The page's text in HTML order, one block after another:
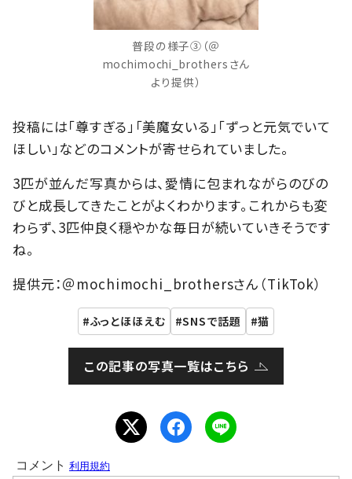
普段の様子③（＠
mochimochi_brothersさん
より提供）
投稿には「尊すぎる」「美魔女いる」「ずっと元気でいて
ほしい」などのコメントが寄せられていました。
3匹が並んだ写真からは、愛情に包まれながらのびの
びと成長してきたことがよくわかります。これからも変
わらず、3匹仲良く穏やかな毎日が続いていきそうです
ね。
提供元：＠mochimochi_brothersさん（TikTok）
ふっとほほえむ SNSで話題 猫
この記事の写真一覧はこちら